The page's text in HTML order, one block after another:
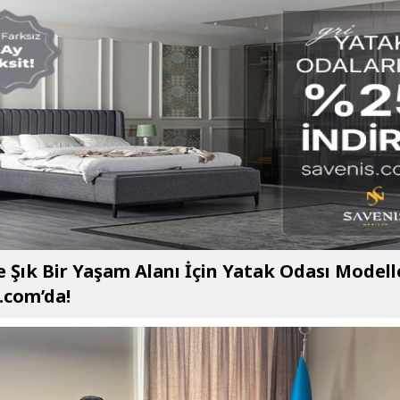
Şık Bir Yaşam Alanı İçin Yatak Odası